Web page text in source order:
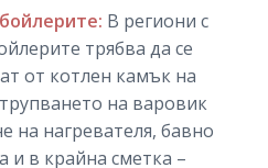
В региони с
трябва да се
от котлен камък на
на варовик
на нагревателя, бавно
и в крайна сметка –